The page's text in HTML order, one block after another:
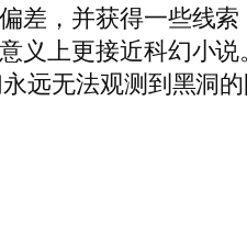
差，并获得一些线
上更接近科幻小
远无法观测到黑洞